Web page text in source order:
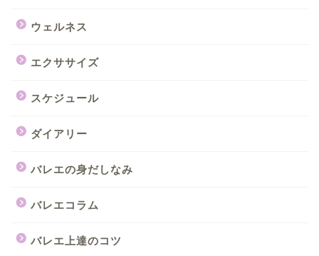
ウェルネス
エクササイズ
スケジュール
ダイアリー
バレエの身だしなみ
バレエコラム
バレエ上達のコツ